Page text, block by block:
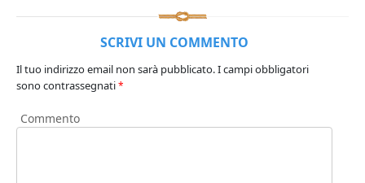
SCRIVI UN COMMENTO
Il tuo indirizzo email non sarà pubblicato.I campi obbligatori
sono contrassegnati*
Commento